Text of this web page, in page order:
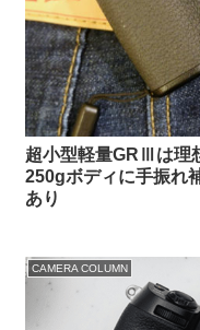
超小型軽量GRⅢは理
250gボディに手振れ
あり
CAMERA COLUMN